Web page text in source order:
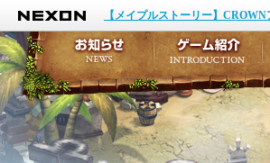
NEXON
【メイプルストーリー】CROWN
お知らせ
イベント
アップデート
メンテナンス